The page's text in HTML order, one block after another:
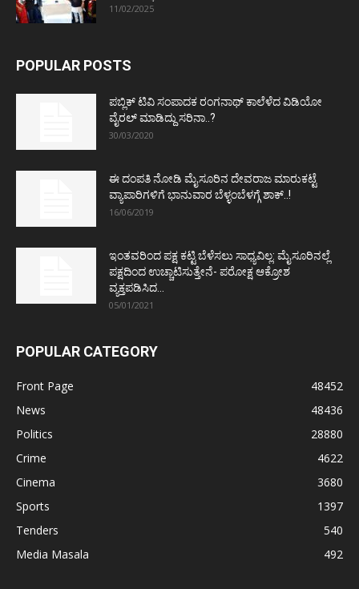
11/02/2025
POPULAR POSTS
ಪಬ್ಲಿಕ್ ಟಿವಿ ಸಂಪಾದಕ ರಂಗನಾಥ್ ಕಾಲೆಳೆದ ವಿಡಿಯೋ
ವೈರಲ್ ಮಾಡಿದ್ದು ಸರಿನಾ..?
30/03/2020
ಈ ದಂಪತಿ ನೋಡಿ ಮೈಸೂರಿನ ದೇವರಾಜ ಮಾರುಕಟ್ಟೆ
ವ್ಯಾಪಾರಿಗಳಿಗೆ ಭಾನುವಾರ ಬೆಳ್ಳಂಬೆಳಗ್ಗೆ ಶಾಕ್..!
16/06/2019
ಇಂತವರಿಂದ ಪಕ್ಷ ಕಟ್ಟಿ ಬೆಳೆಸಲು ಸಾಧ್ಯವಿಲ್ಲ: ಮೈಸೂರಿನಲ್ಲೆ
ಪಕ್ಷದಿಂದ ಉಚ್ಚಾಟಿಸುತ್ತೇನೆ- ಪರೋಕ್ಷ ಆಕ್ರೋಶ
ವ್ಯಕ್ತಪಡಿಸಿದ...
05/01/2021
POPULAR CATEGORY
Front Page
48452
News
48436
Politics
28880
Crime
4622
Cinema
3680
Sports
1397
Tenders
540
Media Masala
492